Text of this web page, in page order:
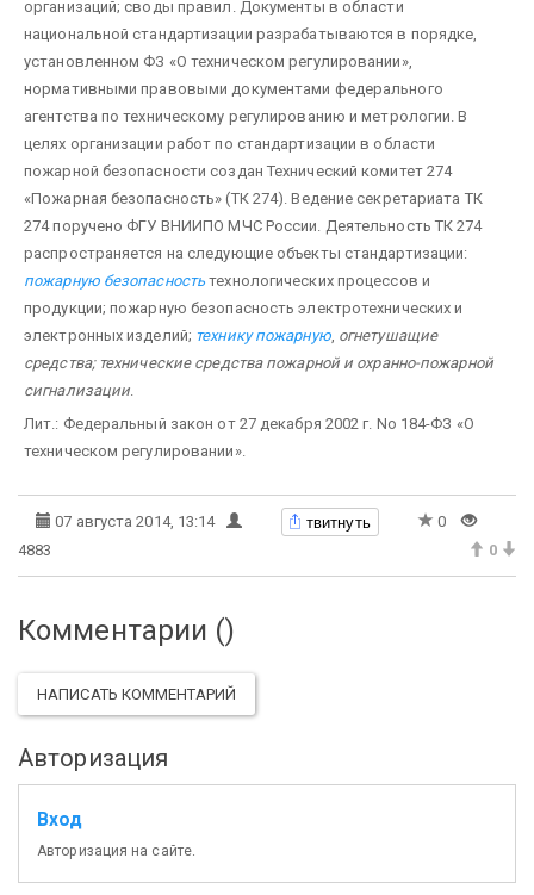
организаций; своды правил. Документы в области
национальной стандартизации разрабатываются в порядке,
установленном ФЗ «О техническом регулировании»,
нормативными правовыми документами федерального
агентства по техническому регулированию и метрологии. В
целях организации работ по стандартизации в области
пожарной безопасности создан Технический комитет 274
«Пожарная безопасность» (ТК 274). Ведение секретариата ТК
274 поручено ФГУ ВНИИПО МЧС России. Деятельность ТК 274
распространяется на следующие объекты стандартизации:
пожарную безопасность технологических процессов и
продукции; пожарную безопасность электротехнических и
электронных изделий; технику пожарную, огнетушащие
средства; технические средства пожарной и охранно-пожарной
сигнализации
Лит.: Федеральный закон от 27 декабря 2002 г. No 184-ФЗ «О
техническом регулировании».
07 августа 2014, 13:14 твитнуть
0
4883
0
Комментарии ()
НАПИСАТЬ КОММЕНТАРИЙ
Авторизация
Вход
Авторизация на сайте.